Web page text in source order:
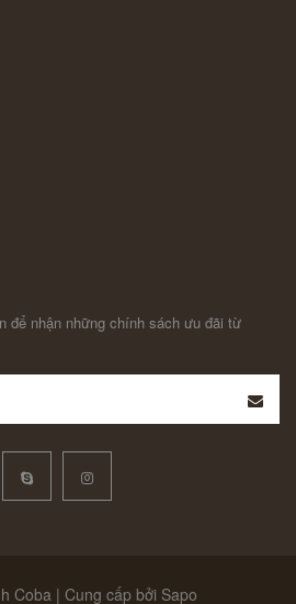
để nhận những chính sách ưu đãi từ
Coba | Cung cấp bởi Sapo